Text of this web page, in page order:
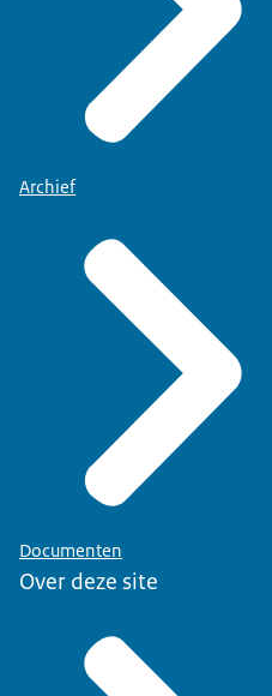
Archief
Documenten
Over deze site